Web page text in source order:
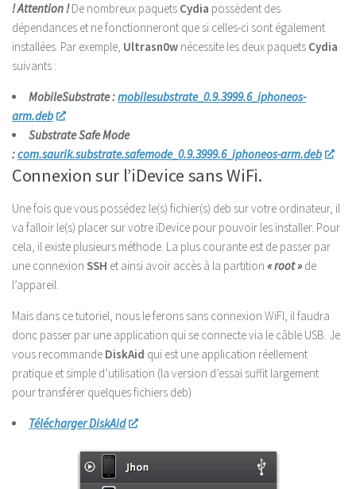
! Attention !De nombreux paquets Cydia possèdent des
dépendances et ne fonctionneront que si celles-ci sont également
installées. Par exemple, Ultrasn0w nécessite les deux paquets Cydia
suivants :
MobileSubstrate :mobilesubstrate_0.9.3999.6_iphoneos-
arm.deb
Substrate Safe Mode
:com.saurik.substrate.safemode_0.9.3999.6_iphoneos-arm.deb
Connexion sur l’iDevice sans WiFi.
Une fois que vous possédez le(s) fichier(s) deb sur votre ordinateur, il
va falloir le(s) placer sur votre iDevice pour pouvoir les installer. Pour
cela, il existe plusieurs méthode. La plus courante est de passer par
une connexion SSH et ainsi avoir accès à la partition « root » de
l’appareil.
Mais dans ce tutoriel, nous le ferons sans connexion WiFI, il faudra
donc passer par une application qui se connecte via le câble USB. Je
vous recommande DiskAid qui est une application réellement
pratique et simple d’utilisation (la version d’essai suffit largement
pour transférer quelques fichiers deb)
Télécharger DiskAid